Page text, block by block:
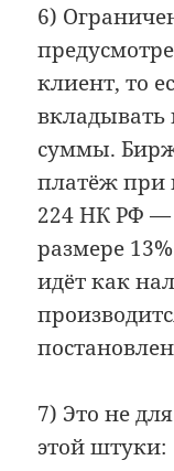
6)
клиент, то
вкладывать
суммы.
платёж при
224 НК РФ —
размере
идёт как
7) Это не
этой штуки: